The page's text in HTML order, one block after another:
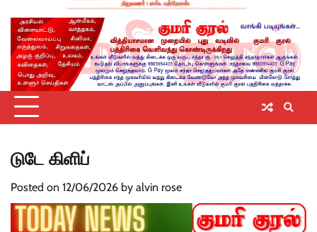
டுடே கிளிப்
Posted on 12/06/2026 by alvin rose